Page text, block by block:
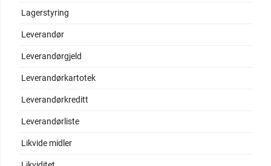
Lagerstyring
Leverandør
Leverandørgjeld
Leverandørkartotek
Leverandørkreditt
Leverandørliste
Likvide midler